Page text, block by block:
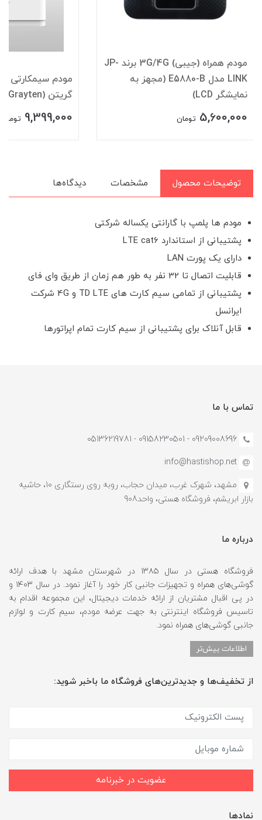
مودم همراه (جیبی) 3G/4G برند JP-
LINK مدل E5880-B (مجهز به
نمایشگر LCD)
5,600,000 تومان
گریتن (Grayten) مدل GT54 Pro
9,399,000 تومان
توضیحات محصول مشخصات دیدگاه‌ها
مودم ها پلمپ با گارانتی یکساله شرکتی
پشتیبانی از استاندارد LTE cat6
دارای یک پورت LAN
قابلیت اتصال تا 32 نفر به طور هم زمان از طریق وای فای
پشتیبانی از تمامی سیم کارت های TD LTE و 4G شرکت
ایرانسل
قابل آنلاک برای پشتیبانی از سیم کارت تمام اپراتورها
تماس با ما
09209008696 - 09158230501 - 05136219781
info@hastishop.net
مشهد، شهرک غرب، میدان حجاب، روبه روی رستگاری 10، حاشیه
بازار ابریشم، فروشگاه هستی، واحد908
درباره ما
فروشگاه هستی در سال ۱۳۸۵ در شهرستان مشهد با هدف ارائه
گوشی‌های همراه و تجهیزات جانبی کار خود را آغاز نمود. در سال ۱۴۰۳ و
در پی اقبال مشتریان از ارائه خدمات دیجیتال، این مجموعه اقدام به
تاسیس فروشگاه اینترنتی به جهت عرضه مودم، سیم کارت و لوازم
جانبی گوشی‌های همراه نمود.
اطلاعات بیش‌تر
از تخفیف‌ها و جدیدترین‌های فروشگاه ما باخبر شوید:
عضویت در خبرنامه
نمادها